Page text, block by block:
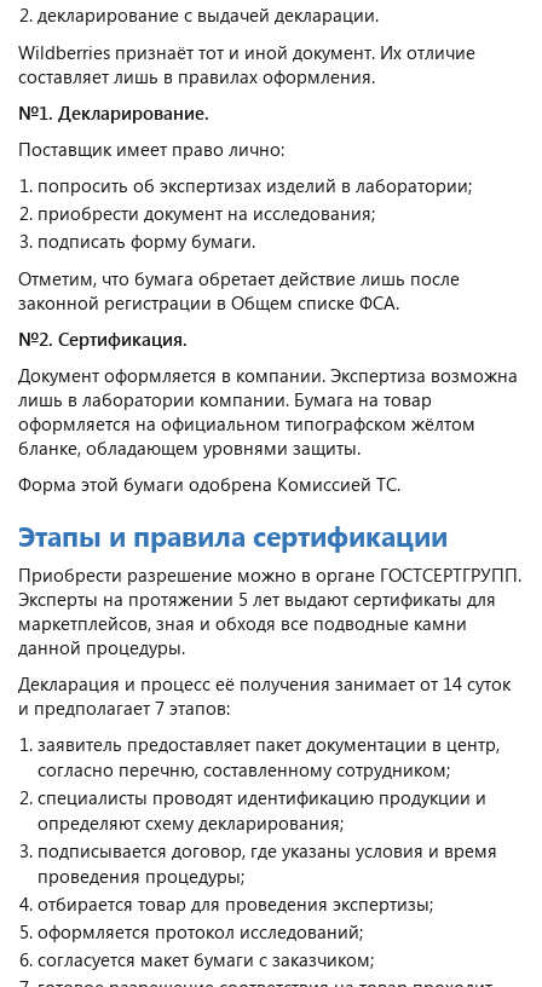
декларирование с выдачей декларации.
Wildberries признаёт тот и иной документ. Их отличие
составляет лишь в правилах оформления.
№1. Декларирование.
Поставщик имеет право лично:
попросить об экспертизах изделий в лаборатории;
приобрести документ на исследования;
подписать форму бумаги.
Отметим, что бумага обретает действие лишь после
законной регистрации в Общем списке ФСА.
№2. Сертификация.
Документ оформляется в компании. Экспертиза возможна
лишь в лаборатории компании. Бумага на товар
оформляется на официальном типографском жёлтом
бланке, обладающем уровнями защиты.
Форма этой бумаги одобрена Комиссией ТС.
Этапы и правила сертификации
Приобрести разрешение можно в органе ГОСТСЕРТГРУПП.
Эксперты на протяжении 5 лет выдают сертификаты для
маркетплейсов, зная и обходя все подводные камни
данной процедуры.
Декларация и процесс её получения занимает от 14 суток
и предполагает 7 этапов:
заявитель предоставляет пакет документации в центр,
согласно перечню, составленному сотрудником;
специалисты проводят идентификацию продукции и
определяют схему декларирования;
подписывается договор, где указаны условия и время
проведения процедуры;
отбирается товар для проведения экспертизы;
оформляется протокол исследований;
согласуется макет бумаги с заказчиком;